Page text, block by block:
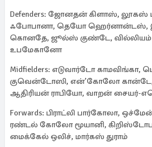
Defenders: ஜோனதன் கிளாஸ், லூகஸ்
ஃபோபானா, தெயோ ஹெர்னான்டஸ்,
கொனதே, ஜூல்ஸ் குண்டே, வில்லியம்
உபமேகானோ
Midfielders: எடுவார்டோ காமவிங்கா,
குவென்டோஸி, என்’கோலோ
ஆதிரியன் ராபியோ, வாறன் சையர்-
Forwards: பிராட்லி பார்கோலா,
ரண்டல் கோலோ மூயானி,
மைக்கேல் ஒலிச், மார்கஸ் துராம்